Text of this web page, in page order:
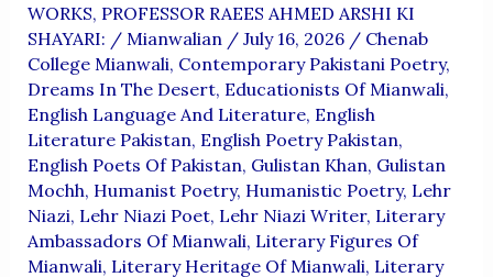
WORKS, PROFESSOR RAEES AHMED ARSHI KI
SHAYARI: / Mianwalian / July 16, 2026 / Chenab
College Mianwali, Contemporary Pakistani Poetry,
Dreams In The Desert, Educationists Of Mianwali,
English Language And Literature, English
Literature Pakistan, English Poetry Pakistan,
English Poets Of Pakistan, Gulistan Khan, Gulistan
Mochh, Humanist Poetry, Humanistic Poetry, Lehr
Niazi, Lehr Niazi Poet, Lehr Niazi Writer, Literary
Ambassadors Of Mianwali, Literary Figures Of
Mianwali, Literary Heritage Of Mianwali, Literary